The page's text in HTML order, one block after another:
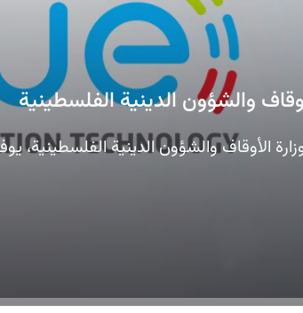
والشؤون الدينية الفلسطينية
الأوقاف والشؤون الدينية الفلسطينية،